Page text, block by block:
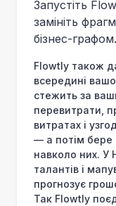
Запустіть
замініть
бізнес-графом.
Flowtly також
всередині
стежить за
перевитрати,
витратах і
— а потім бере
навколо них. У
талантів і
прогнозує
Так Flowtly